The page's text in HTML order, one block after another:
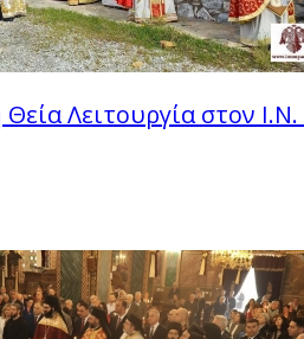
Λειτουργία στον